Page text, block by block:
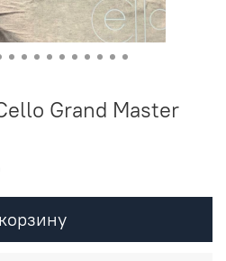
Grand Master